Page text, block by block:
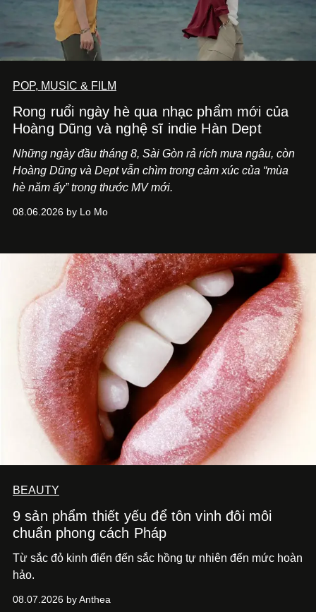
POP, MUSIC & FILM
Rong ruổi ngày hè qua nhạc phẩm mới của
Hoàng Dũng và nghệ sĩ indie Hàn Dept
Những ngày đầu tháng 8, Sài Gòn rả rích mưa ngâu, còn
Hoàng Dũng và Dept vẫn chìm trong cảm xúc của “mùa
hè năm ấy” trong thước MV mới.
08.06.2026 by Lo Mo
BEAUTY
9 sản phẩm thiết yếu để tôn vinh đôi môi
chuẩn phong cách Pháp
Từ sắc đỏ kinh điển đến sắc hồng tự nhiên đến mức hoàn
hảo.
08.07.2026 by Anthea